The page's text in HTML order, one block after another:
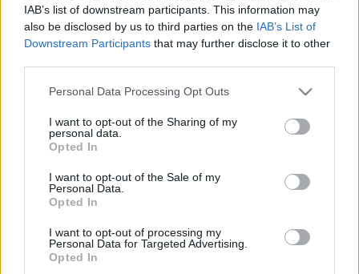
IAB’s list of downstream participants. This information may
also be disclosed by us to third parties on the IAB’s List of
Downstream Participants that may further disclose it to other
Personal Data Processing Opt Outs
I want to opt-out of the Sharing of my
personal data.
Opted In
I want to opt-out of the Sale of my
Personal Data.
Opted In
I want to opt-out of processing my
Personal Data for Targeted Advertising.
Opted In
Tiedot perustuvat National Oceanic and Atmospheric Administration
(NOAA):n ilmastodataan.
Syyskuun keskilämpötila Münchenissä on viime vuosina
asteen tienoille, ja päivisin lämpötila on kohonnut 17
asteen tuntumaan. Viereisestä kaaviosta näkee, miten
lämmintä Münchenissä on keskimäärin ollut syyskuussa
viime vuosina ja vaihteluväli, jolla lämpötila tavallisina
päivinä on minäkin vuonna liikkunut.
Hetkellisesti Münchenissä on silti koettu tätäkin
Esimerkiksi vuoden 2014 syyskuussa lämpötila käväisi
alimmillaan 2 asteessa ja toisaalta vuonna 2015
syyskuussa hätyyteltiin eräänä poikkeuksellisen